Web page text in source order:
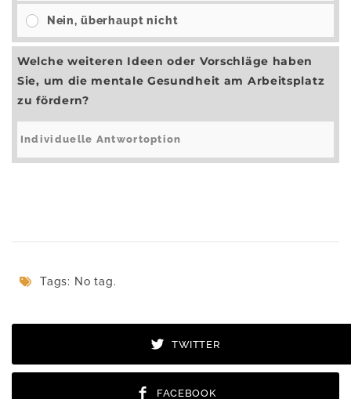
Nein, überhaupt nicht
Welche weiteren Ideen oder Vorschläge haben
Sie, um die mentale Gesundheit am Arbeitsplatz
zu fördern?
Tags: No tag.
TWITTER
FACEBOOK